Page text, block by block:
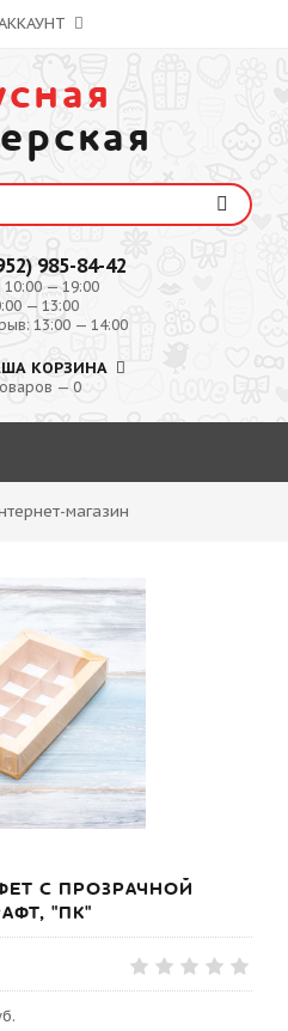
985-84-42
10:00 — 19:00
— 13:00
13:00 — 14:00
КОРЗИНА
— 0
магазин
С ПРОЗРАЧНОЙ
"ПК"